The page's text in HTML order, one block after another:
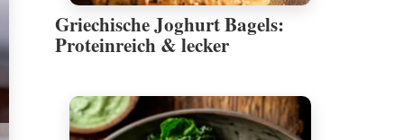
Griechische Joghurt Bagels:
Proteinreich & lecker